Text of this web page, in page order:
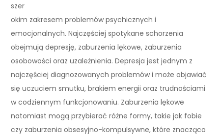
szer
okim zakresem problemów psychicznych i
emocjonalnych. Najczęściej spotykane schorzenia
obejmują depresję, zaburzenia lękowe, zaburzenia
osobowości oraz uzależnienia. Depresja jest jednym z
najczęściej diagnozowanych problemów i może objawiać
się uczuciem smutku, brakiem energii oraz trudnościami
w codziennym funkcjonowaniu. Zaburzenia lękowe
natomiast mogą przybierać różne formy, takie jak fobie
czy zaburzenia obsesyjno-kompulsywne, które znacząco